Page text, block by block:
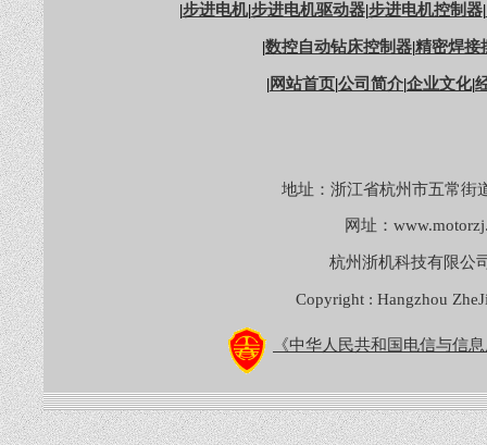
|步进电机|步进电机驱动器|步进电机控制器|
|数控自动钻床控制器|精密焊接
|网站首页|公司简介|企业文化|
地址：浙江省杭州市五常街
网址：
杭州浙机科技有限
Copyright : Hangzhou
《中华人民共和国电信与信